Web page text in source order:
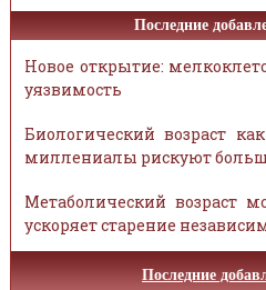
Последние
Новое открытие:
уязвимость
Биологический возраст
миллениалы рискуют
Метаболический возраст
ускоряет старение
Последние